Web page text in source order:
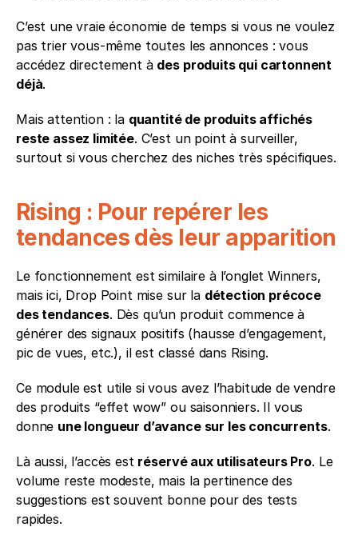
C’est une vraie économie de temps si vous ne voulez
pas trier vous-même toutes les annonces : vous
accédez directement à des produits qui cartonnent
déjà.
Mais attention : la quantité de produits affichés
reste assez limitée. C’est un point à surveiller,
surtout si vous cherchez des niches très spécifiques.
Rising : Pour repérer les
tendances dès leur apparition
Le fonctionnement est similaire à l’onglet Winners,
mais ici, Drop Point mise sur la détection précoce
des tendances. Dès qu’un produit commence à
générer des signaux positifs (hausse d’engagement,
pic de vues, etc.), il est classé dans Rising.
Ce module est utile si vous avez l’habitude de vendre
des produits “effet wow” ou saisonniers. Il vous
donne une longueur d’avance sur les concurrents.
Là aussi, l’accès est réservé aux utilisateurs Pro. Le
volume reste modeste, mais la pertinence des
suggestions est souvent bonne pour des tests
rapides.